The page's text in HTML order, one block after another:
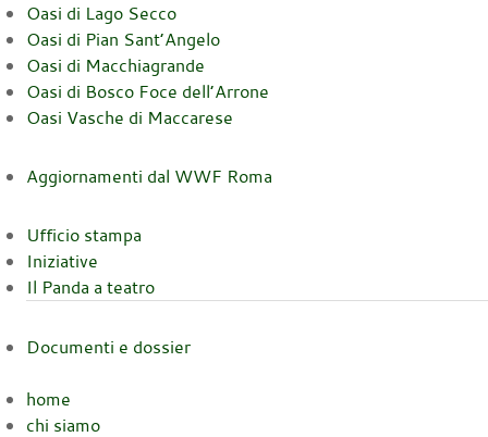
Oasi di Lago Secco
Oasi di Pian Sant’Angelo
Oasi di Macchiagrande
Oasi di Bosco Foce dell’Arrone
Oasi Vasche di Maccarese
Aggiornamenti dal WWF Roma
Ufficio stampa
Iniziative
Il Panda a teatro
Documenti e dossier
home
chi siamo